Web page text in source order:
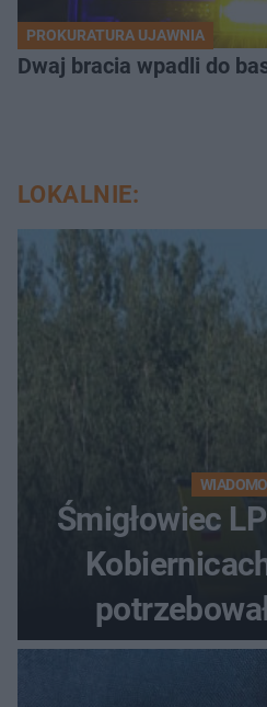
PROKURATURA UJAWNIA
Dwaj bracia wpadli do
LOKALNIE:
Śmigłowiec